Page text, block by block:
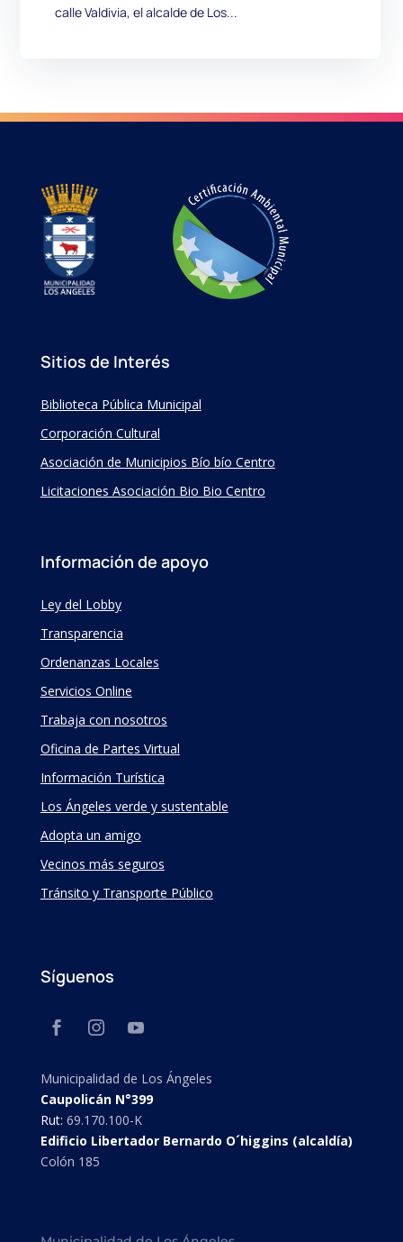
calle Valdivia, el alcalde de Los...
Sitios de Interés
Biblioteca Pública Municipal
Corporación Cultural
Asociación de Municipios Bío bío Centro
Licitaciones Asociación Bio Bio Centro
Información de apoyo
Ley del Lobby
Transparencia
Ordenanzas Locales
Servicios Online
Trabaja con nosotros
Oficina de Partes Virtual
Información Turística
Los Ángeles verde y sustentable
Adopta un amigo
Vecinos más seguros
Tránsito y Transporte Público
Síguenos
Municipalidad de Los Ángeles
Caupolicán N°399
Rut: 69.170.100-K
Edificio Libertador Bernardo O´higgins (alcaldía)
Colón 185